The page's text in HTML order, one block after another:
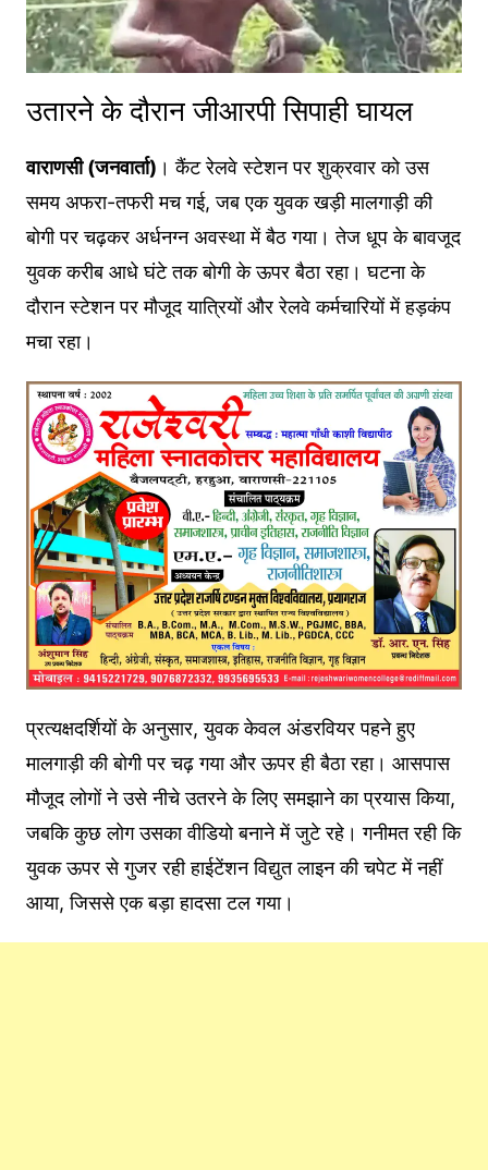
उतारने के दौरान जीआरपी सिपाही घायल
वाराणसी (जनवार्ता) । कैंट रेलवे स्टेशन पर शुक्रवार को उस
समय अफरा-तफरी मच गई, जब एक युवक खड़ी मालगाड़ी की
बोगी पर चढ़कर अर्धनग्न अवस्था में बैठ गया। तेज धूप के बावजूद
युवक करीब आधे घंटे तक बोगी के ऊपर बैठा रहा। घटना के
दौरान स्टेशन पर मौजूद यात्रियों और रेलवे कर्मचारियों में हड़कंप
मचा रहा।
प्रत्यक्षदर्शियों के अनुसार, युवक केवल अंडरवियर पहने हुए
मालगाड़ी की बोगी पर चढ़ गया और ऊपर ही बैठा रहा। आसपास
मौजूद लोगों ने उसे नीचे उतरने के लिए समझाने का प्रयास किया,
जबकि कुछ लोग उसका वीडियो बनाने में जुटे रहे। गनीमत रही कि
युवक ऊपर से गुजर रही हाईटेंशन विद्युत लाइन की चपेट में नहीं
आया, जिससे एक बड़ा हादसा टल गया।